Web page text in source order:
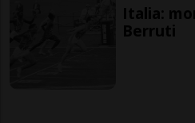
Italia:
Berruti